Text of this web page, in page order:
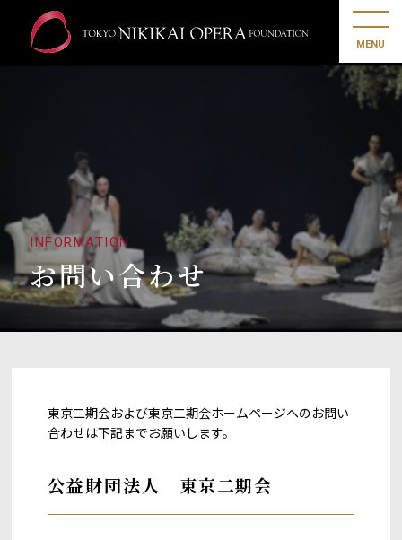
MENU
INFORMATION
お問い合わせ
東京二期会および東京二期会ホームページへのお問い
合わせは下記までお願いします。
公益財団法人 東京二期会